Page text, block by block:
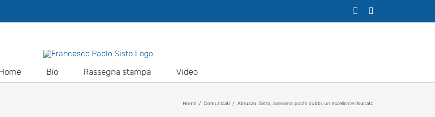
Bio Rassegna stampa Video
Home Comunicati Abruzzo: Sisto, avevamo pochi dubbi, un eccellente risultato